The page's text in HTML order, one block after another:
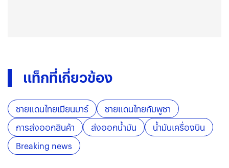
แท็กที่เกี่ยวข้อง
ชายแดนไทยเมียนมาร์
ชายแดนไทยกัมพูชา
การส่งออกสินค้า
ส่งออกน้ำมัน
น้ำมันเครื่องบิน
Breaking news